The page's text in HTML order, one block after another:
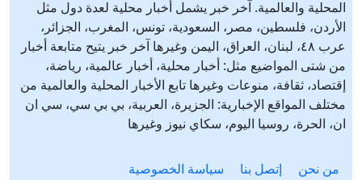
المحلية والعالمية. آخر خبر يشمل أخبار محلية لعدة دول مثل
الأردن، فلسطين، مصر، السعودية، تونس، المغرب، الجزائر،
عرب ٤٨، لبنان، العراق، اليمن وغيرها آخر خبر يتيح متابعة أخبار
من شتى المواضيع مثل: أخبار محلية، أخبار عالمية، رياضة،
إقتصاد، ثقافة، منوعات وغيرها تابع الأخبار المحلية والعالمية من
مختلف المواقع الإخبارية: الجزيرة، العربية، بي بي سي، سي ان
ان، الحرة، روسيا اليوم، سكاي نيوز وغيرها
من نحن إتصل بنا سياسة الخصوصية